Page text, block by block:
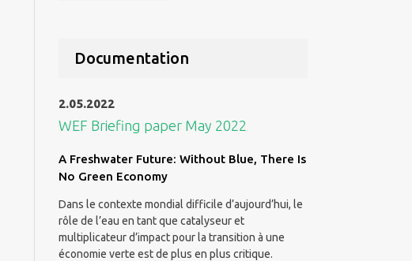
Documentation
2.05.2022
WEF Briefing paper May 2022
A Freshwater Future: Without Blue, There Is
No Green Economy
Dans le contexte mondial difficile d’aujourd’hui, le
rôle de l’eau en tant que catalyseur et
multiplicateur d’impact pour la transition à une
économie verte est de plus en plus critique.